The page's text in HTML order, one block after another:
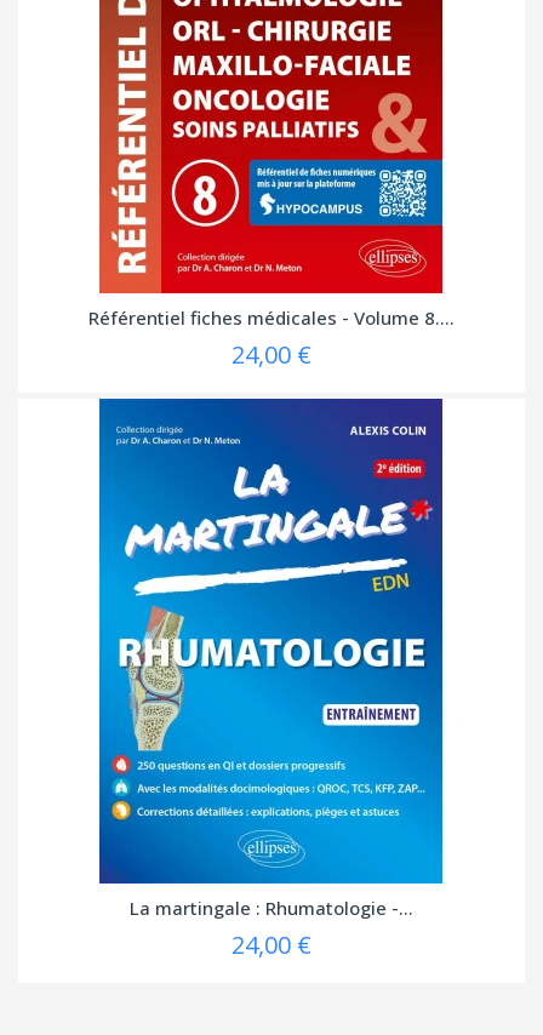
Référentiel fiches médicales - Volume 8....
24,00 €
La martingale : Rhumatologie -...
24,00 €